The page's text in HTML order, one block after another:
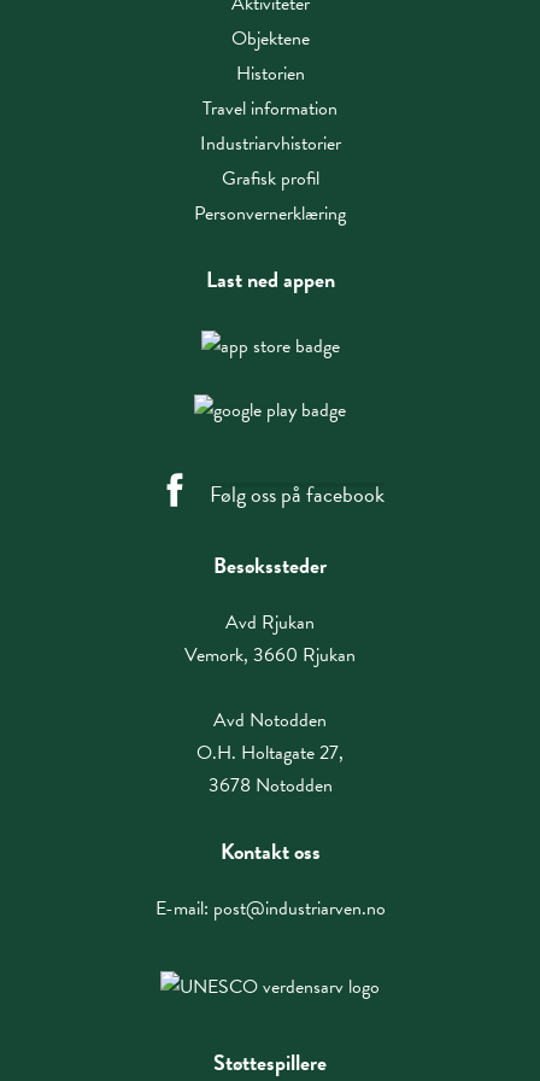
Objektene
Historien
Travel information
Industriarvhistorier
Grafisk profil
Personvernerklæring
Last ned appen
Følg oss på facebook
Besøkssteder
Avd Rjukan
Vemork, 3660 Rjukan
Avd Notodden
O.H. Holtagate 27,
3678 Notodden
Kontakt oss
E-mail: post@industriarven.no
Støttespillere